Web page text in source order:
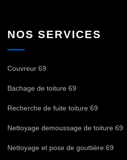
NOS SERVICES
Couvreur 69
Bachage de toiture 69
Recherche de fuite toiture 69
Nettoyage demoussage de toiture 69
Nettoyage et pose de gouttière 69